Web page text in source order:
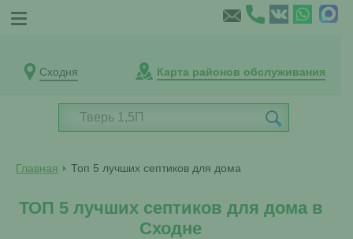
Сходня Карта районов обслуживания
Главная Топ 5 лучших септиков для дома
ТОП 5 лучших септиков для дома в
Сходне